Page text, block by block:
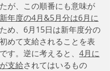
が、この順番にも意味が
新年度の4月&5月分は6月に
め、6月15日は新年度分の
めて支給されることを表
す。逆に考えると、 4月に
支給されてはいるもの